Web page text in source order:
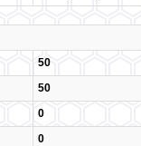
50
50
0
0